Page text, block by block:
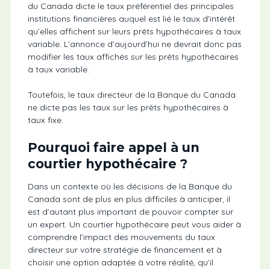
du Canada dicte le taux préférentiel des principales
institutions financières auquel est lié le taux d’intérêt
qu’elles affichent sur leurs prêts hypothécaires à taux
variable. L’annonce d’aujourd’hui ne devrait donc pas
modifier les taux affichés sur les prêts hypothécaires
à taux variable.
Toutefois, le taux directeur de la Banque du Canada
ne dicte pas les taux sur les prêts hypothécaires à
taux fixe.
Pourquoi faire appel à un
courtier hypothécaire ?
Dans un contexte où les décisions de la Banque du
Canada sont de plus en plus difficiles à anticiper, il
est d’autant plus important de pouvoir compter sur
un expert. Un courtier hypothécaire peut vous aider à
comprendre l’impact des mouvements du taux
directeur sur votre stratégie de financement et à
choisir une option adaptée à votre réalité, qu’il